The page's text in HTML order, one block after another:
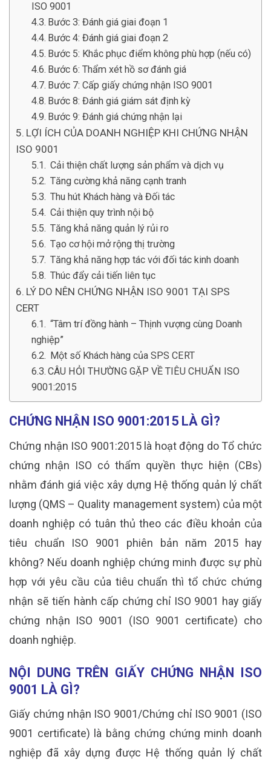
ISO 9001
Bước 3: Đánh giá giai đoạn 1
Bước 4: Đánh giá giai đoạn 2
Bước 5: Khắc phục điểm không phù hợp (nếu có)
Bước 6: Thẩm xét hồ sơ đánh giá
Bước 7: Cấp giấy chứng nhận ISO 9001
Bước 8: Đánh giá giám sát định kỳ
Bước 9: Đánh giá chứng nhận lại
LỢI ÍCH CỦA DOANH NGHIỆP KHI CHỨNG NHẬN
ISO 9001
Cải thiện chất lượng sản phẩm và dịch vụ
Tăng cường khả năng cạnh tranh
Thu hút Khách hàng và Đối tác
Cải thiện quy trình nội bộ
Tăng khả năng quản lý rủi ro
Tạo cơ hội mở rộng thị trường
Tăng khả năng hợp tác với đối tác kinh doanh
Thúc đẩy cải tiến liên tục
LÝ DO NÊN CHỨNG NHẬN ISO 9001 TẠI SPS
CERT
“Tâm trí đồng hành – Thịnh vượng cùng Doanh
nghiệp”
Một số Khách hàng của SPS CERT
CÂU HỎI THƯỜNG GẶP VỀ TIÊU CHUẨN ISO
9001:2015
CHỨNG NHẬN ISO 9001:2015 LÀ GÌ?
Chứng nhận ISO 9001:2015 là hoạt động do Tổ chức
chứng nhận ISO có thẩm quyền thực hiện (CBs)
nhằm đánh giá việc xây dựng Hệ thống quản lý chất
lượng (QMS – Quality management system) của một
doanh nghiệp có tuân thủ theo các điều khoản của
tiêu chuẩn ISO 9001 phiên bản năm 2015 hay
không? Nếu doanh nghiệp chứng minh được sự phù
hợp với yêu cầu của tiêu chuẩn thì tổ chức chứng
nhận sẽ tiến hành cấp chứng chỉ ISO 9001 hay giấy
chứng nhận ISO 9001 (ISO 9001 certificate) cho
doanh nghiệp.
NỘI DUNG TRÊN GIẤY CHỨNG NHẬN ISO
9001 LÀ GÌ?
Giấy chứng nhận ISO 9001/Chứng chỉ ISO 9001 (ISO
9001 certificate) là bằng chứng chứng minh doanh
nghiệp đã xây dựng được Hệ thống quản lý chất